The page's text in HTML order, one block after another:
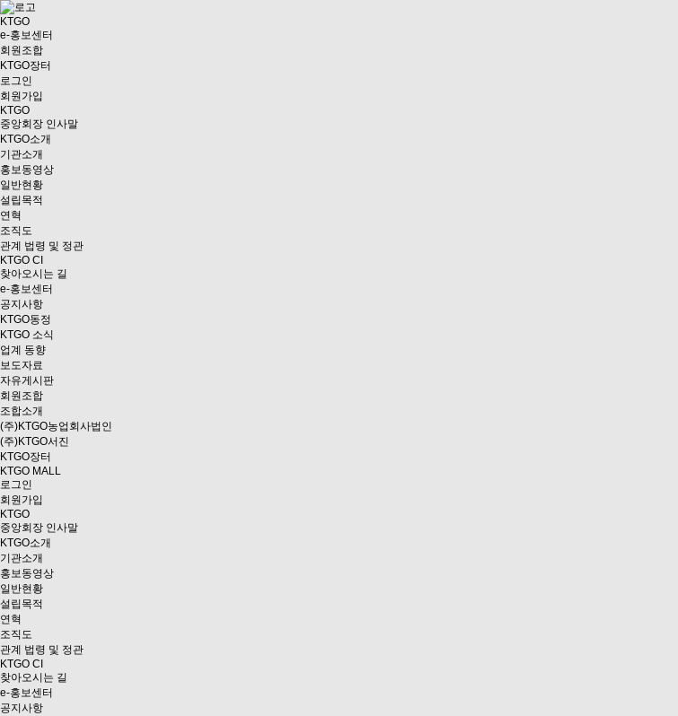
KTGO
e-홍보센터
회원조합
KTGO장터
로그인
회원가입
KTGO
중앙회장 인사말
KTGO소개
기관소개
홍보동영상
일반현황
설립목적
연혁
조직도
관계 법령 및 정관
KTGO CI
찾아오시는 길
e-홍보센터
공지사항
KTGO동정
KTGO 소식
업계 동향
보도자료
자유게시판
회원조합
조합소개
(주)KTGO농업회사법인
(주)KTGO서진
KTGO장터
KTGO MALL
로그인
회원가입
KTGO
중앙회장 인사말
KTGO소개
기관소개
홍보동영상
일반현황
설립목적
연혁
조직도
관계 법령 및 정관
KTGO CI
찾아오시는 길
e-홍보센터
공지사항